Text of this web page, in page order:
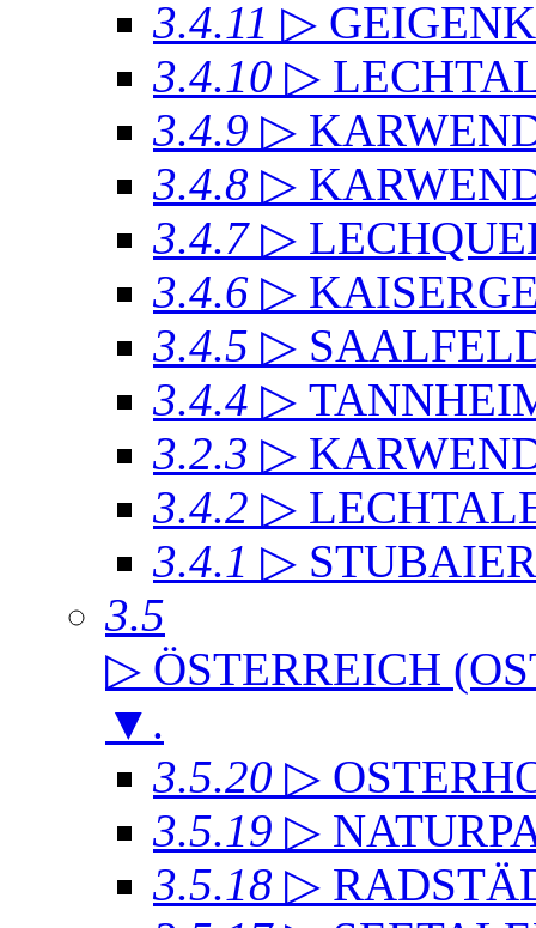
3.4.11 ▷
3.4.10 ▷
3.4.9 ▷
3.4.8 ▷
3.4.7 ▷
3.4.6 ▷
3.4.5 ▷
3.4.4 ▷
3.2.3 ▷
3.4.2 ▷
3.4.1 ▷
3.5
▷ ÖSTERREICH
▼ .
3.5.20 ▷
3.5.19 ▷
3.5.18 ▷